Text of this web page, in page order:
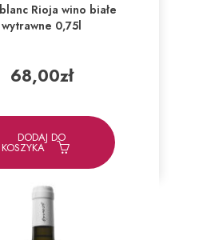
Rioja wino białe
wytrawne 0,75l
68,00zł
DODAJ DO
KOSZYKA